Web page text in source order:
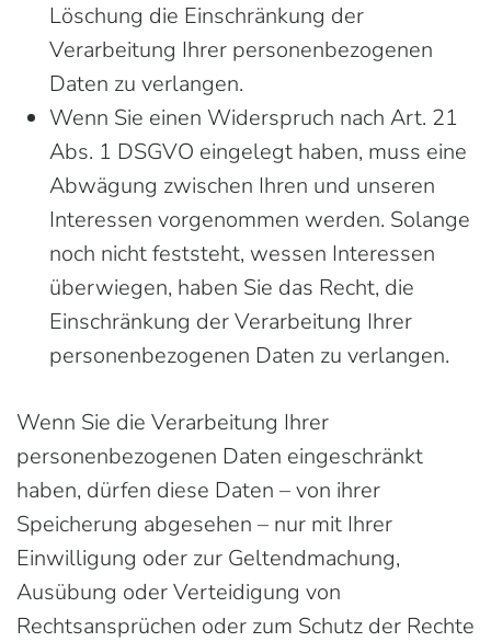
Löschung die Einschränkung der
Verarbeitung Ihrer personenbezogenen
Daten zu verlangen.
Wenn Sie einen Widerspruch nach Art. 21
Abs. 1 DSGVO eingelegt haben, muss eine
Abwägung zwischen Ihren und unseren
Interessen vorgenommen werden. Solange
noch nicht feststeht, wessen Interessen
überwiegen, haben Sie das Recht, die
Einschränkung der Verarbeitung Ihrer
personenbezogenen Daten zu verlangen.
Wenn Sie die Verarbeitung Ihrer
personenbezogenen Daten eingeschränkt
haben, dürfen diese Daten – von ihrer
Speicherung abgesehen – nur mit Ihrer
Einwilligung oder zur Geltendmachung,
Ausübung oder Verteidigung von
Rechtsansprüchen oder zum Schutz der Rechte